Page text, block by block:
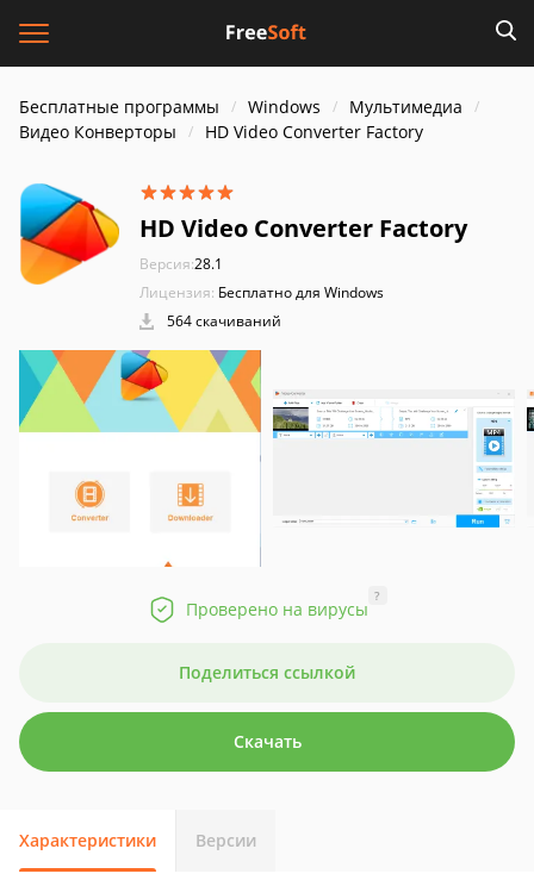
Бесплатные программы Windows
Мультимедиа
Видео Конверторы
HD Video Converter Factory
HD Video Converter Factory
Версия:28.1
Лицензия: Бесплатно для Windows
564 скачиваний
Проверено на вирусы
?
Поделиться ссылкой
Скачать
Характеристики Версии